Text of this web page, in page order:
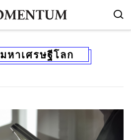
มหาเศรษฐีโลก